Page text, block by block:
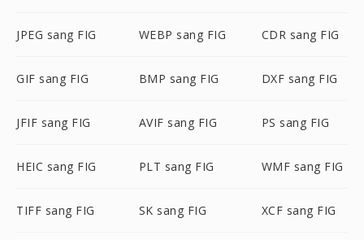
JPEG sang FIG WEBP sang FIG CDR sang FIG
GIF sang FIG BMP sang FIG DXF sang FIG
JFIF sang FIG AVIF sang FIG PS sang FIG
HEIC sang FIG PLT sang FIG WMF sang FIG
TIFF sang FIG SK sang FIG XCF sang FIG